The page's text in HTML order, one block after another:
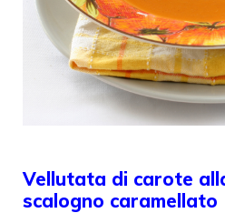
Vellutata di carote
scalogno caramellato